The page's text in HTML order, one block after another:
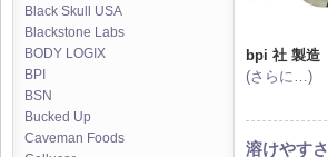
Black Skull USA
Blackstone Labs
BODY LOGIX
BPI
BSN
Bucked Up
Caveman Foods
bpi 社 製造
(さらに…)
溶けやす